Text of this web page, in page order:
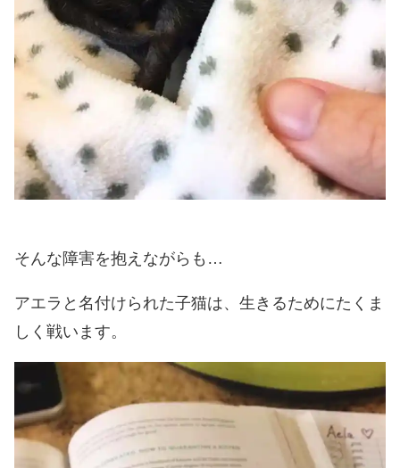
そんな障害を抱えながらも…
アエラと名付けられた子猫は、生きるためにたくま
しく戦います。